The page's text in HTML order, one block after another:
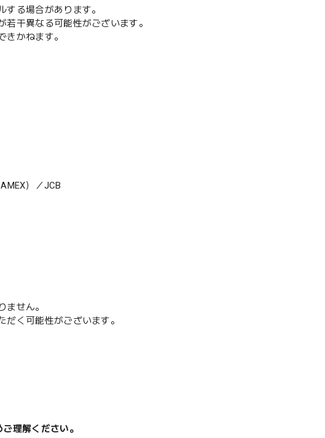
る場合があります。
干異なる可能性がございます。
きかねます。
）／JCB
せん。
く可能性がございます。
理解ください。